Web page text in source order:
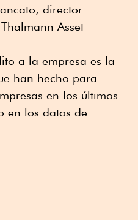
director
Asset
a la empresa es la
han hecho para
en los últimos
en los datos de